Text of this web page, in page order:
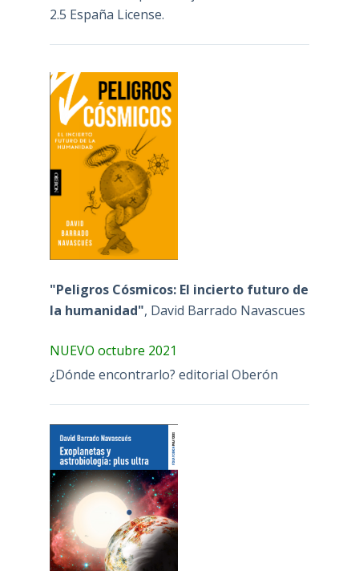
2.5 España License.
"Peligros Cósmicos: El incierto futuro de
la humanidad", David Barrado Navascues
NUEVO octubre 2021
¿Dónde encontrarlo? editorial Oberón